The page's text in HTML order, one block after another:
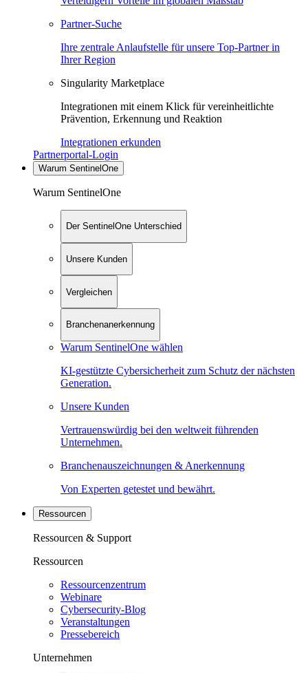
Partner-Suche
Ihre zentrale Anlaufstelle für unsere Top-Partner in
Ihrer Region
Singularity Marketplace
Integrationen mit einem Klick für vereinheitlichte
Prävention, Erkennung und Reaktion
Integrationen erkunden
Partnerportal-Login
Warum SentinelOne
Warum SentinelOne
Der SentinelOne Unterschied
Unsere Kunden
Vergleichen
Branchenanerkennung
Warum SentinelOne wählen
KI-gestützte Cybersicherheit zum Schutz der nächsten
Generation.
Unsere Kunden
Vertrauenswürdig bei den weltweit führenden
Unternehmen.
Branchenauszeichnungen & Anerkennung
Von Experten getestet und bewährt.
Ressourcen
Ressourcen & Support
Ressourcen
Ressourcenzentrum
Webinare
Cybersecurity-Blog
Veranstaltungen
Pressebereich
Unternehmen